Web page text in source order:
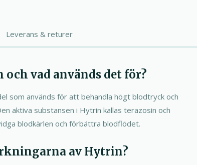
Leverans & returer
och vad används det för?
som används för att behandla högt blodtryck och
aktiva substansen i Hytrin kallas terazosin och
blodkärlen och förbättra blodflödet.
av Hytrin?